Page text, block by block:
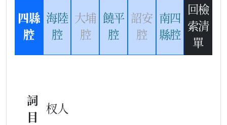
四縣
腔
海陸
腔
大埔
腔
饒平
腔
詔安
腔
南四
縣腔
回檢
索清
單
詞
目
杈人